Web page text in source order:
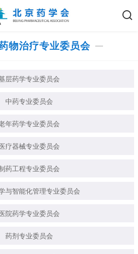
物治疗专业委员会
层药学专业委员会
中药专业委员会
年药学专业委员会
医疗器械专业委员会
药工程专业委员会
与智能化管理专业委员会
医院药学专业委员会
药剂专业委员会